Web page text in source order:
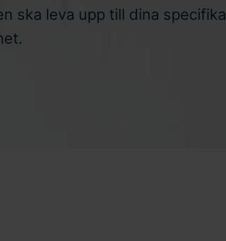
ska leva upp till dina specifika